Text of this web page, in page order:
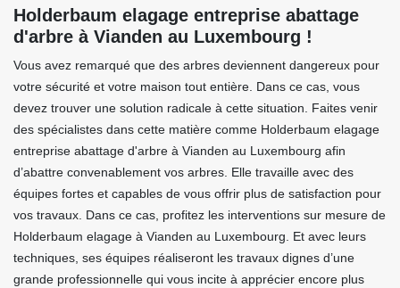
Holderbaum elagage entreprise abattage
d'arbre à Vianden au Luxembourg !
Vous avez remarqué que des arbres deviennent dangereux pour
votre sécurité et votre maison tout entière. Dans ce cas, vous
devez trouver une solution radicale à cette situation. Faites venir
des spécialistes dans cette matière comme Holderbaum elagage
entreprise abattage d'arbre à Vianden au Luxembourg afin
d’abattre convenablement vos arbres. Elle travaille avec des
équipes fortes et capables de vous offrir plus de satisfaction pour
vos travaux. Dans ce cas, profitez les interventions sur mesure de
Holderbaum elagage à Vianden au Luxembourg. Et avec leurs
techniques, ses équipes réaliseront les travaux dignes d’une
grande professionnelle qui vous incite à apprécier encore plus